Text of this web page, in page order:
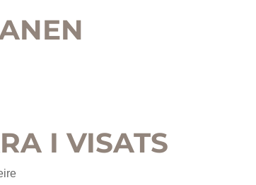
I VISATS